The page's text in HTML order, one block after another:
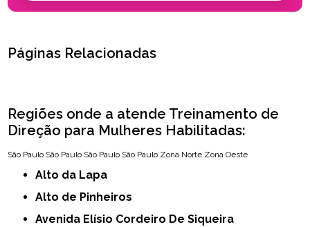
Páginas Relacionadas
Regiões onde a atende Treinamento de
Direção para Mulheres Habilitadas:
São Paulo São Paulo São Paulo São Paulo Zona Norte Zona Oeste
Alto da Lapa
Alto de Pinheiros
Avenida Elísio Cordeiro De Siqueira